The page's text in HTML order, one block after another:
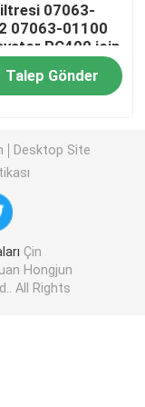
07063-
07063-01100
PC400 için
Talep Gönder
Desktop Site
Çin
Hongjun
All Rights